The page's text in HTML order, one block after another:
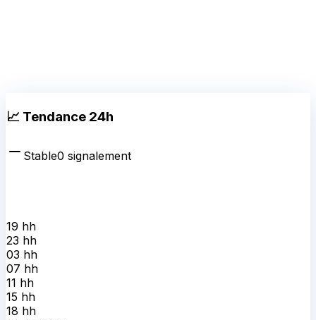
📈 Tendance 24h
Stable0 signalement
19 hh
23 hh
03 hh
07 hh
11 hh
15 hh
18 hh